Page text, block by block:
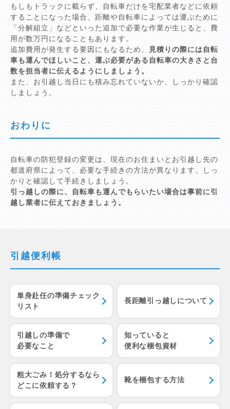
もしもトラックに載らず、自転車だけを宅配業者などに依頼
することになった場合、距離や自転車によっては運ぶために
「分解組立」などといった追加で必要な作業が生じると、費
用が数万円になることもあります。
追加費用が発生する要因にもなるため、
見積りの際には自転
車も運んでほしいこと、運ぶ必要がある自転車の大きさと台
数を担当者に伝えるようにしましょう。
また、お引越し当日にも積み忘れていないか、しっかり確認
しましょう。
おわりに
自転車の防犯登録の変更は、現在のお住まいとお引越し先の
都道府県によって、必要な手続きの方法が異なります。しっ
かりと確認して手続きしましょう。
引っ越しの際に、自転車も運んでもらいたい場合は事前に引
越し業者に伝えておきましょう。
引越便利帳
単身赴任の準備チェック
リスト
長距離引っ越しについて
引越しの準備で
必要なこと
知っていると
便利な梱包資材
粗大ごみ！処分するなら
どこに依頼する？
靴を梱包する方法